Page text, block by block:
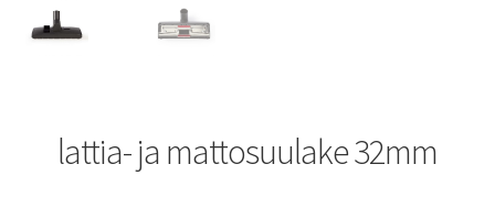
lattia- ja mattosuulake 32mm